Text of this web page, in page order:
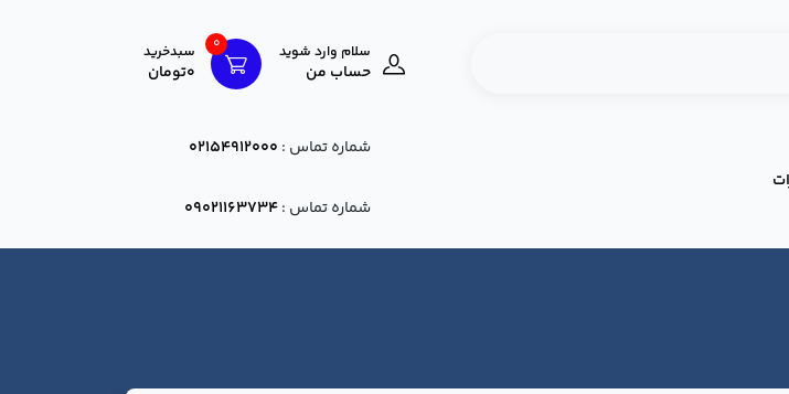
سلام وارد شوید
حساب من
0 سبدخرید
0تومان
شماره تماس : 02154912000
شماره تماس :09021163734